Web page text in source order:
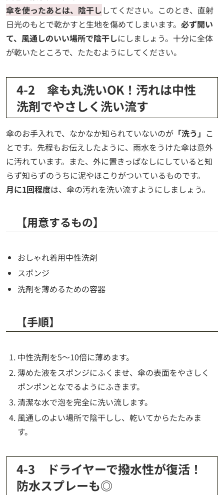
傘を使ったあとは、陰干ししてください。このとき、直射
日光のもとで乾かすと生地を傷めてしまいます。 必ず開い
て、風通しのいい場所で陰干しにしましょう。十分に全体
が乾いたところで、たたむようにしてください。
4-2 傘も丸洗いOK！汚れは中性
洗剤でやさしく洗い流す
傘のお手入れで、なかなか知られていないのが 「洗う」 こ
とです。先程もお伝えしたように、雨水をうけた傘は意外
に汚れています。また、外に置きっぱなしにしていると知
らず知らずのうちに泥やほこりがついているものです。
月に1回程度は、傘の汚れを洗い流すようにしましょう。
【用意するもの】
おしゃれ着用中性洗剤
スポンジ
洗剤を薄めるための容器
【手順】
中性洗剤を5～10倍に薄めます。
薄めた液をスポンジにふくませ、傘の表面をやさしく
ポンポンとなでるようにふきます。
清潔な水で泡を完全に洗い流します。
風通しのよい場所で陰干しし、乾いてからたたみま
す。
4-3 ドライヤーで撥水性が復活！
防水スプレーも◎